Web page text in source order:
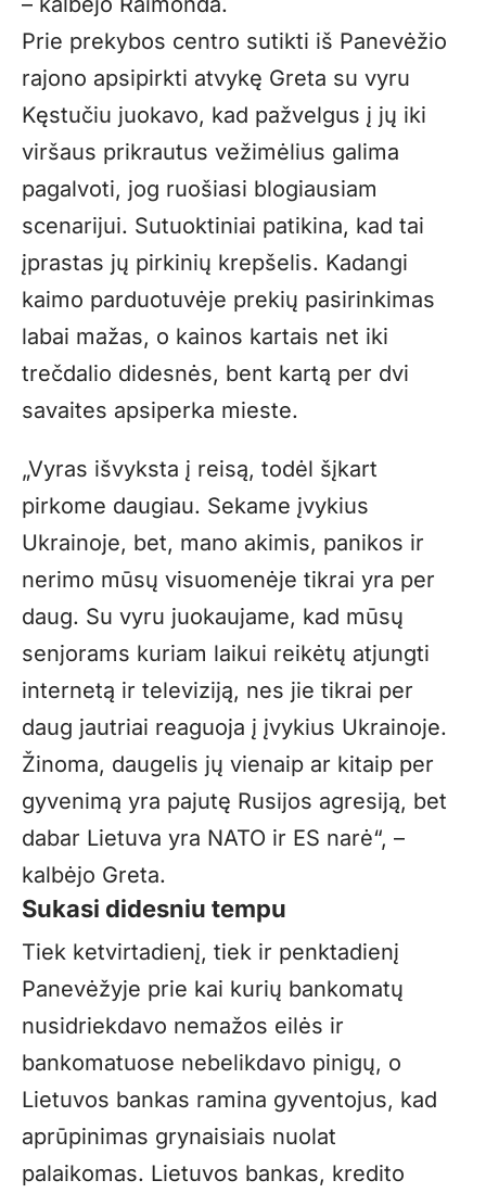
Prie prekybos centro sutikti iš Panevėžio
rajono apsipirkti atvykę Greta su vyru
Kęstučiu juokavo, kad pažvelgus į jų iki
viršaus prikrautus vežimėlius galima
pagalvoti, jog ruošiasi blogiausiam
scenarijui. Sutuoktiniai patikina, kad tai
įprastas jų pirkinių krepšelis. Kadangi
kaimo parduotuvėje prekių pasirinkimas
labai mažas, o kainos kartais net iki
trečdalio didesnės, bent kartą per dvi
savaites apsiperka mieste.
„Vyras išvyksta į reisą, todėl šįkart
pirkome daugiau. Sekame įvykius
Ukrainoje, bet, mano akimis, panikos ir
nerimo mūsų visuomenėje tikrai yra per
daug. Su vyru juokaujame, kad mūsų
senjorams kuriam laikui reikėtų atjungti
internetą ir televiziją, nes jie tikrai per
daug jautriai reaguoja į įvykius Ukrainoje.
Žinoma, daugelis jų vienaip ar kitaip per
gyvenimą yra pajutę Rusijos agresiją, bet
dabar Lietuva yra NATO ir ES narė“, –
kalbėjo Greta.
Sukasi didesniu tempu
Tiek ketvirtadienį, tiek ir penktadienį
Panevėžyje prie kai kurių bankomatų
nusidriekdavo nemažos eilės ir
bankomatuose nebelikdavo pinigų, o
Lietuvos bankas ramina gyventojus, kad
aprūpinimas grynaisiais nuolat
palaikomas. Lietuvos bankas, kredito